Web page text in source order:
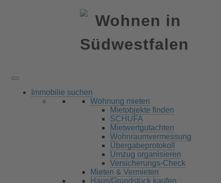
Immobilie suchen
Wohnung mieten
Mietobjekte finden
SCHUFA
Mietwertgutachten
Wohnraumvermessung
Übergabeprotokoll
Umzug organisieren
Versicherungs-Check
Mieten & Vermieten
Haus/Grundstück kaufen